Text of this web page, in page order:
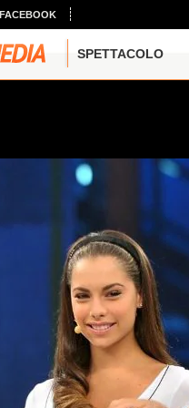
FACEBOOK
SPETTACOLO